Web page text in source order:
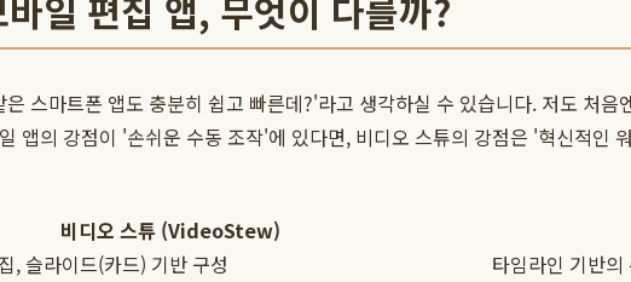
일 편집 앱, 무엇이 다를까?
스마트폰 앱도 충분히 쉽고 빠른데?'라고 생각하실 수 있습니다. 저도 처음
앱의 강점이 '손쉬운 수동 조작'에 있다면, 비디오 스튜의 강점은 '혁신적
비디오 스튜 (VideoStew)
, 슬라이드(카드) 기반 구성
타임라인 기반의